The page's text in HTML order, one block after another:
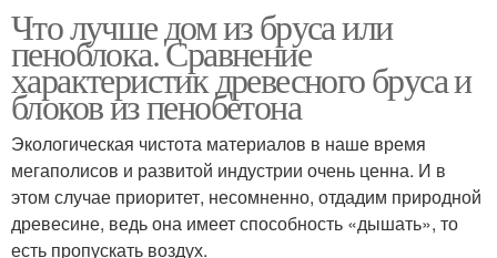
Что лучше дом из бруса или
пеноблока. Сравнение
характеристик древесного бруса и
блоков из пенобетона
Экологическая чистота материалов в наше время
мегаполисов и развитой индустрии очень ценна. И в
этом случае приоритет, несомненно, отдадим природной
древесине, ведь она имеет способность «дышать», то
есть пропускать воздух.